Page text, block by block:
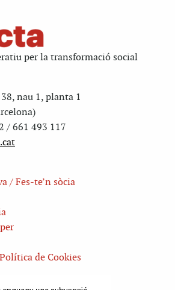
per la transformació social
38, nau 1, planta 1
/ 661 493 117
/ Fes-te’n sòcia
de Cookies